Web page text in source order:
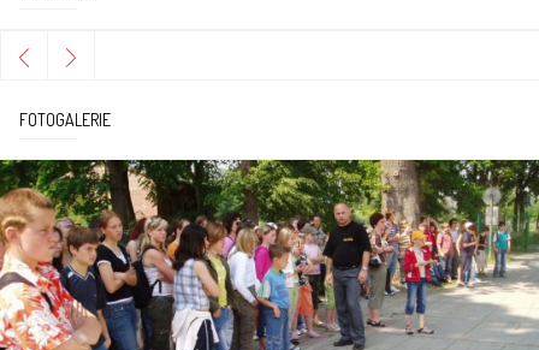
FOTOGALERIE